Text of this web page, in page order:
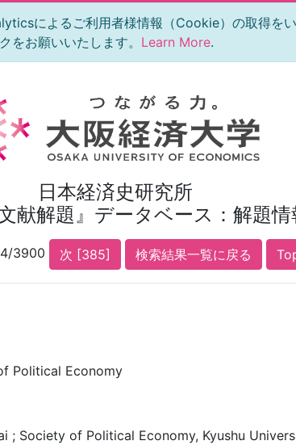
によるご利用者様情報（Cookie）の取得をい
お願いいたします。 Learn More.
日本経済史研究所
文献解題』データベース：解題情
3900 次 [385] 検索結果一覧に戻る
Political Economy
; Society of Political Economy, Kyushu